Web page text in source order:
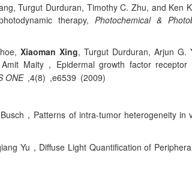
Turgut Durduran, Timothy C. Zhu, and Ken
therapy,Photochemical &
Xiaoman Xing, Turgut Durduran, Arjun G.
Maity， Epidermal growth factor
ONE,4(8) ,e6539 (2009)
， Patterns of intra-tumor heterogeneity in
Yu ， Diffuse Light Quantification of